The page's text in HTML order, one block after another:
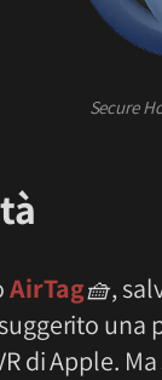
Secure
AirTag🧺,
di Apple.